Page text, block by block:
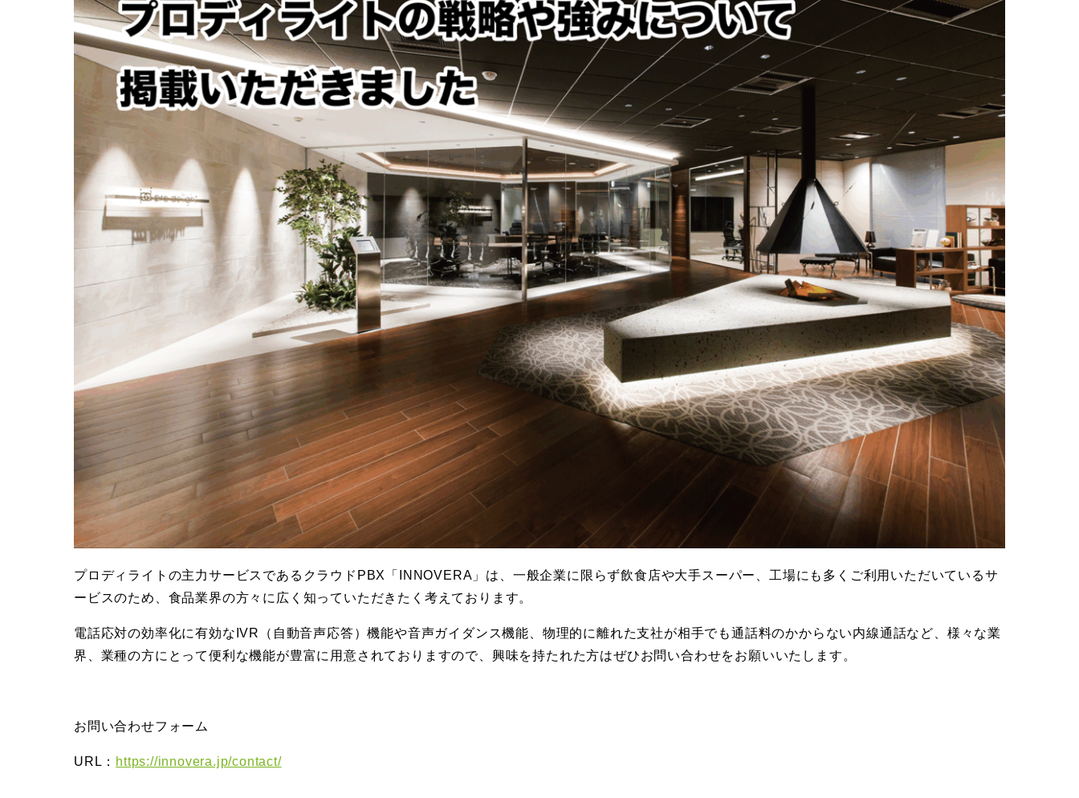
プロディライトの主力サービスであるクラウドPBX「INNOVERA」は、一般企業に限らず飲食店や大手スーパー、工場にも多くご利用いただいているサ
ービスのため、食品業界の方々に広く知っていただきたく考えております。
電話応対の効率化に有効なIVR（自動音声応答）機能や音声ガイダンス機能、物理的に離れた支社が相手でも通話料のかからない内線通話など、様々な業
界、業種の方にとって便利な機能が豊富に用意されておりますので、興味を持たれた方はぜひお問い合わせをお願いいたします。
お問い合わせフォーム
URL： https://innovera.jp/contact/